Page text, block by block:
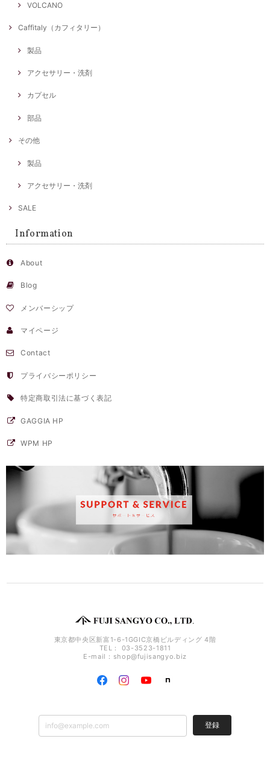
VOLCANO
Caffitaly（カフィタリー）
製品
アクセサリー・洗剤
カプセル
部品
その他
製品
アクセサリー・洗剤
SALE
Information
About
Blog
メンバーシップ
マイページ
Contact
プライバシーポリシー
特定商取引法に基づく表記
GAGGIA HP
WPM HP
東京都中央区新富1-6-1GGIC京橋ビルディング 4階
TEL： 03-3523-1811
E-mail： shop@fujisangyo.biz
登録